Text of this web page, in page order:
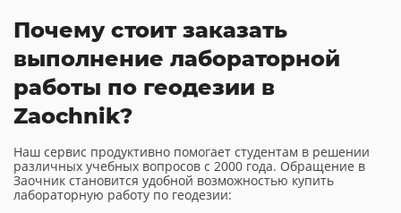
Почему стоит заказать
выполнение лабораторной
работы по геодезии в
Zaochnik?
Наш сервис продуктивно помогает студентам в решении
различных учебных вопросов с 2000 года. Обращение в
Заочник становится удобной возможностью купить
лабораторную работу по геодезии: